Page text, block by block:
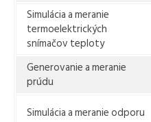
Simulácia a meranie
termoelektrických
snímačov teploty
Generovanie a meranie
prúdu
Simulácia a meranie odporu